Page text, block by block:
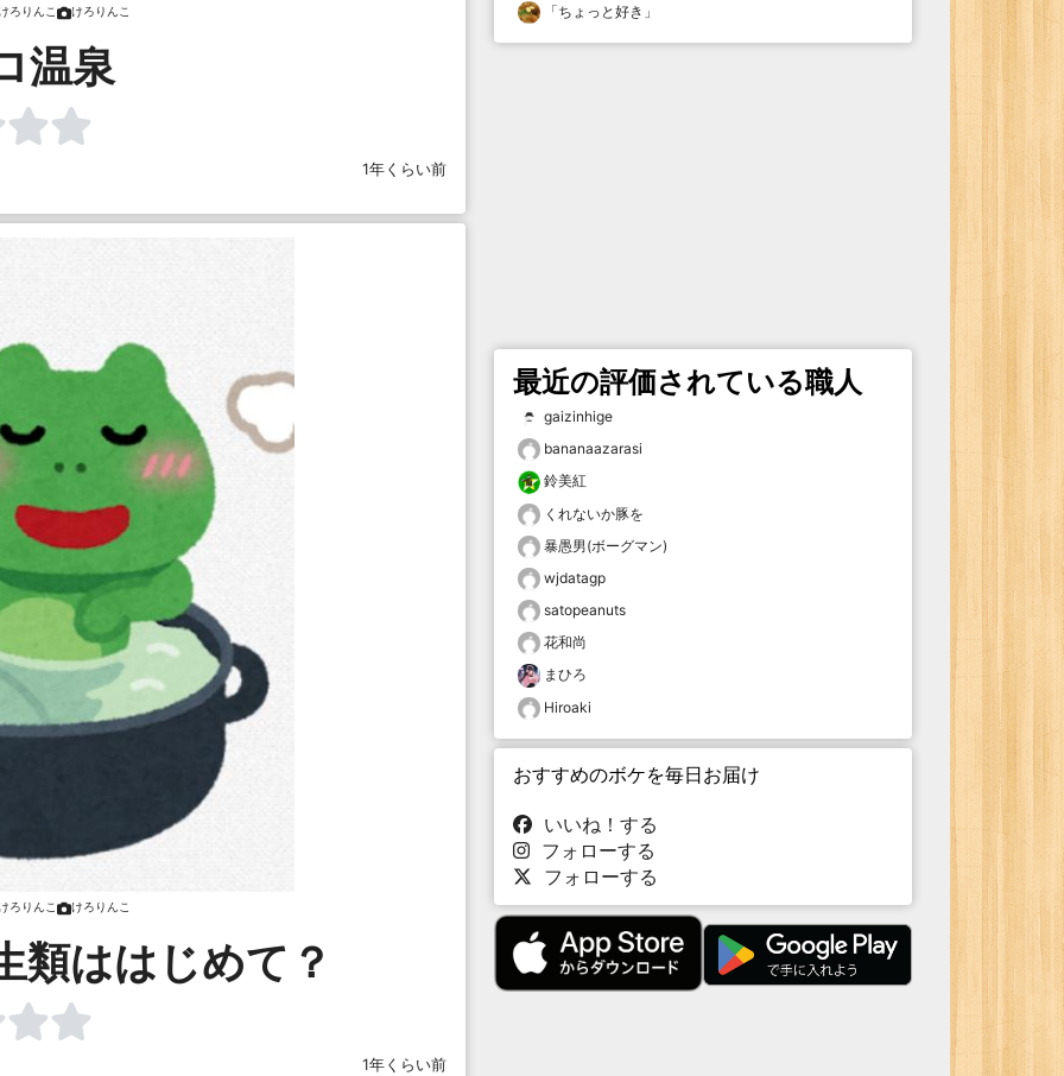
ろりんこ けろりんこ
温泉
1年くらい前
ろりんこ けろりんこ
類ははじめて？
1年くらい前
「ちょっと好き 」
最近の評価されている職人
gaizinhige
bananaazarasi
鈴美紅
くれないか豚を
暴愚男(ボーグマン)
wjdatagp
satopeanuts
花和尚
まひろ
Hiroaki
おすすめのボケを毎日お届け
いいね！する
フォローする
フォローする